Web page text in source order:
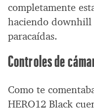
completamente
haciendo downhill
paracaídas.
Controles de
Como te
HERO12 Black